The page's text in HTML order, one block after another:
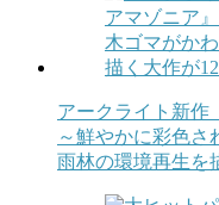
アークライト新作
～鮮やかに彩色さ
雨林の環境再生を